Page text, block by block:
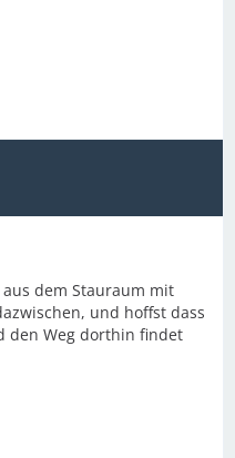
dem Stauraum mit
und hoffst dass
den Weg dorthin findet